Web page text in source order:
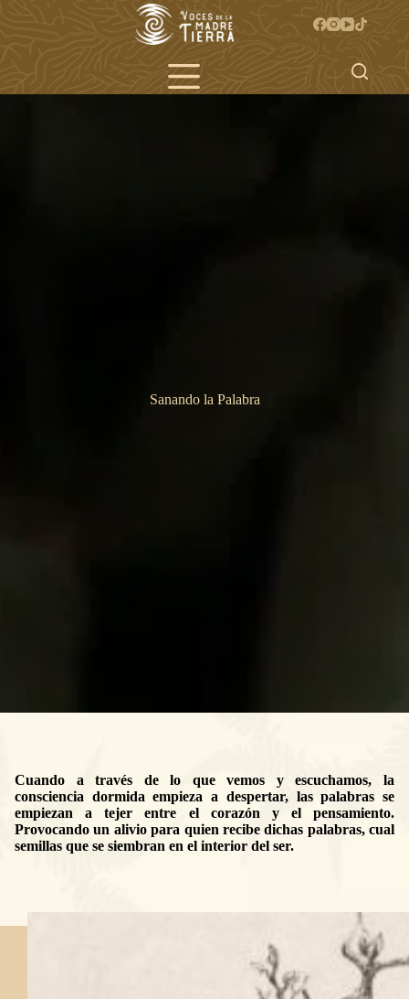
Sanando la Palabra
Cuando a través de lo que vemos y escuchamos, la
consciencia dormida empieza a despertar, las palabras se
empiezan a tejer entre el corazón y el pensamiento.
Provocando un alivio para quien recibe dichas palabras, cual
semillas que se siembran en el interior del ser.